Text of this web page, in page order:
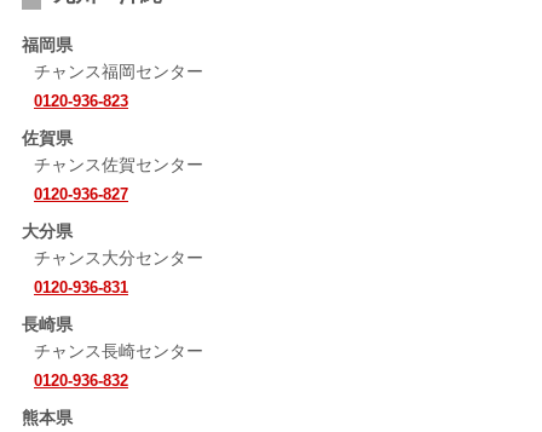
福岡県
チャンス福岡センター
0120-936-823
佐賀県
チャンス佐賀センター
0120-936-827
大分県
チャンス大分センター
0120-936-831
長崎県
チャンス長崎センター
0120-936-832
熊本県